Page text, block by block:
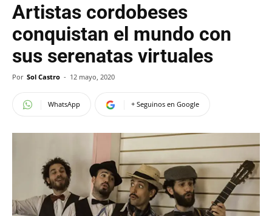
Artistas cordobeses
conquistan el mundo con
sus serenatas virtuales
Por Sol Castro - 12 mayo, 2020
WhatsApp + Seguinos en Google